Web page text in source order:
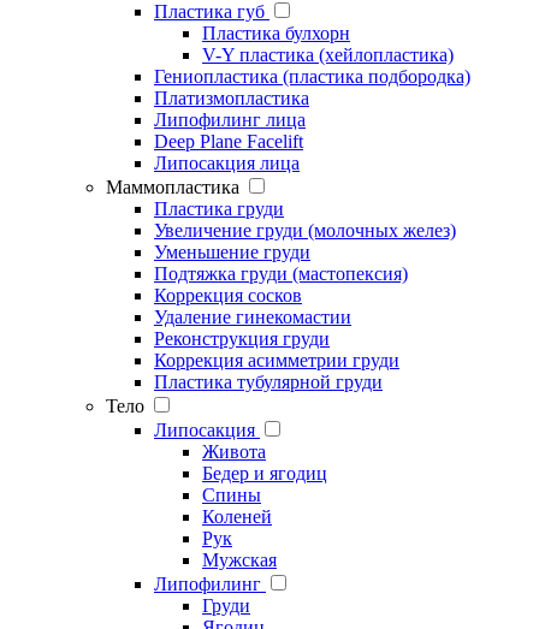
Пластика губ
Пластика булхорн
V-Y пластика (хейлопластика)
Гениопластика (пластика подбородка)
Платизмопластика
Липофилинг лица
Deep Plane Facelift
Липосакция лица
Маммопластика
Пластика груди
Увеличение груди (молочных желез)
Уменьшение груди
Подтяжка груди (мастопексия)
Коррекция сосков
Удаление гинекомастии
Реконструкция груди
Коррекция асимметрии груди
Пластика тубулярной груди
Тело
Липосакция
Живота
Бедер и ягодиц
Спины
Коленей
Рук
Мужская
Липофилинг
Груди